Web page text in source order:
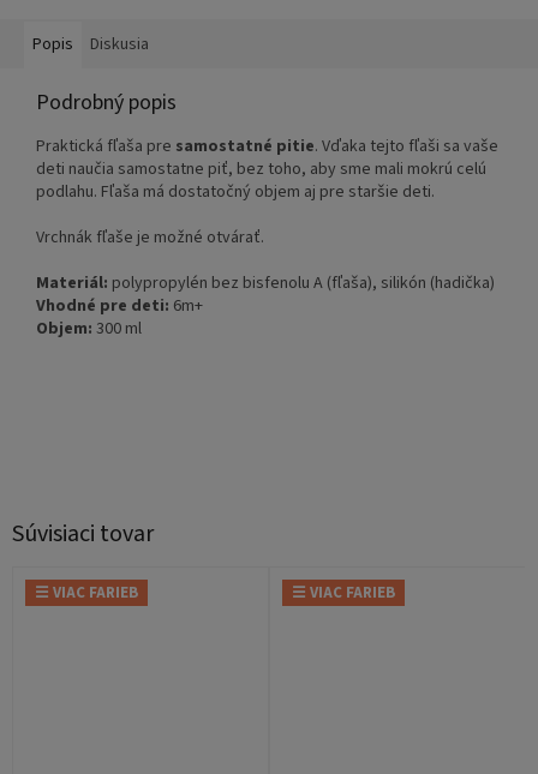
Súvisiaci tovar
☰ VIAC FARIEB ☰ VIAC FARIEB
Popis Diskusia
Podrobný popis
Praktická fľaša pre samostatné pitie. Vďaka tejto fľaši sa vaše
deti naučia samostatne piť, bez toho, aby sme mali mokrú celú
podlahu. Fľaša má dostatočný objem aj pre staršie deti.
Vrchnák fľaše je možné otvárať.
Materiál: polypropylén bez bisfenolu A (fľaša), silikón (hadička)
Vhodné pre deti: 6m+
Objem: 300 ml